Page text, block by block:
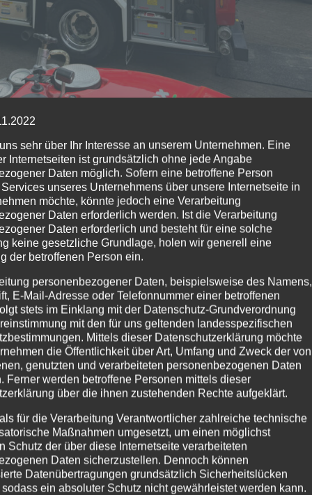
das neue Fahrzeug. Anschließend
Dierdorf bei einer Schauübung ihr Können
sehr zufrieden. „Vor allem um die Mittagszeit
Aber auch zahlreiche Bewohner der umliegenden
der Feuerwehr geweckt wurde, denn sowohl aktive
werden gesucht. „Vor allem motivierte und gut
und Hilfeleistung bei Bränden oder Unfällen in
Zum Schluss dankte er der VG Dierdorf für die
sehr über Ihr Interesse an unserem Unternehmen. Eine
Internetseiten ist grundsätzlich ohne jede Angabe
Daten möglich. Sofern eine betroffene Person
unseres Unternehmens über unsere Internetseite in
möchte, könnte jedoch eine Verarbeitung
Daten erforderlich werden. Ist die Verarbeitung
Daten erforderlich und besteht für eine solche
keine gesetzliche Grundlage, holen wir generell eine
der betroffenen Person ein.
personenbezogener Daten, beispielsweise des Namens,
E-Mail-Adresse oder Telefonnummer einer betroffenen
stets im Einklang mit der Datenschutz-Grundverordnung
mit den für uns geltenden landesspezifischen
Mittels dieser Datenschutzerklärung möchte
die Öffentlichkeit über Art, Umfang und Zweck der von
genutzten und verarbeiteten personenbezogenen Daten
Ferner werden betroffene Personen mittels dieser
über die ihnen zustehenden Rechte aufgeklärt.
für die Verarbeitung Verantwortlicher zahlreiche technische
Maßnahmen umgesetzt, um einen möglichst
Schutz der über diese Internetseite verarbeiteten
Daten sicherzustellen. Dennoch können
Datenübertragungen grundsätzlich Sicherheitslücken
ein absoluter Schutz nicht gewährleistet werden kann.